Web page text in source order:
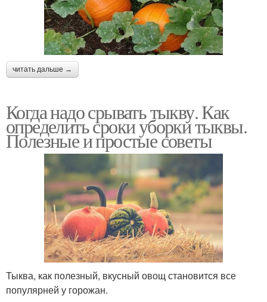
читать дальше →
Когда надо срывать тыкву. Как
определить сроки уборки тыквы.
Полезные и простые советы
Тыква, как полезный, вкусный овощ становится все
популярней у горожан.